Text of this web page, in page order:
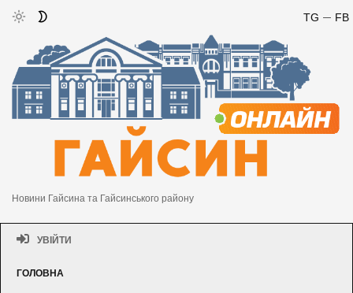
FB
TG
Новини Гайсина та Гайсинського району
УВІЙТИ
ГОЛОВНА